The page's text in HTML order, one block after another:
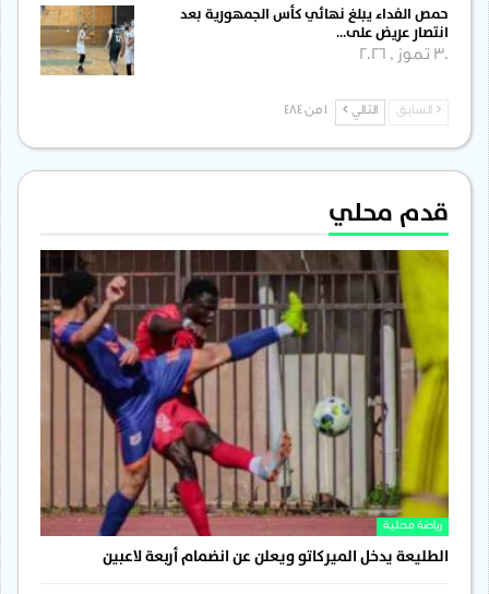
حمص الفداء يبلغ نهائي كأس الجمهورية بعد
انتصار عريض على…
30 تموز , 2026
السابق التالي
قدم محلي
رياضة محلية
الطليعة يدخل الميركاتو ويعلن عن انضمام أربعة لاعبين